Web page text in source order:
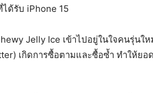
ด้รับ iPhone 15
Jelly Ice เข้าไปอยู่ในใจคนรุ่นใ
เกิดการซื้อตามและซื้อซ้ำ ทำให้ยอ